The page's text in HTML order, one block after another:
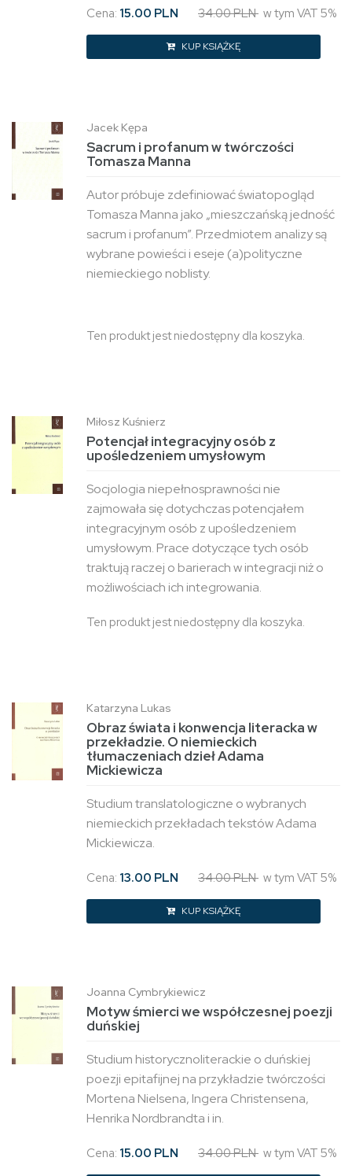
Cena: 15.00 PLN 34.00 PLN w tym VAT 5%
KUP KSIĄŻKĘ
Jacek Kępa
Sacrum i profanum w twórczości
Tomasza Manna
Autor próbuje zdefiniować światopogląd
Tomasza Manna jako „mieszczańską jedność
sacrum i profanum”. Przedmiotem analizy są
wybrane powieści i eseje (a)polityczne
niemieckiego noblisty.
Ten produkt jest niedostępny dla koszyka.
Miłosz Kuśnierz
Potencjał integracyjny osób z
upośledzeniem umysłowym
Socjologia niepełnosprawności nie
zajmowała się dotychczas potencjałem
integracyjnym osób z upośledzeniem
umysłowym. Prace dotyczące tych osób
traktują raczej o barierach w integracji niż o
możliwościach ich integrowania.
Ten produkt jest niedostępny dla koszyka.
Katarzyna Lukas
Obraz świata i konwencja literacka w
przekładzie. O niemieckich
tłumaczeniach dzieł Adama
Mickiewicza
Studium translatologiczne o wybranych
niemieckich przekładach tekstów Adama
Mickiewicza.
Cena: 13.00 PLN 34.00 PLN w tym VAT 5%
KUP KSIĄŻKĘ
Joanna Cymbrykiewicz
Motyw śmierci we współczesnej poezji
duńskiej
Studium historycznoliterackie o duńskiej
poezji epitafijnej na przykładzie twórczości
Mortena Nielsena, Ingera Christensena,
Henrika Nordbrandta i in.
Cena: 15.00 PLN 34.00 PLN w tym VAT 5%